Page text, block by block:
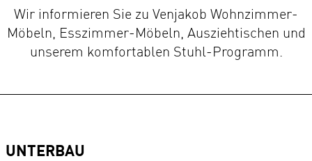
Wir informieren Sie zu Venjakob Wohnzimmer-
Möbeln, Esszimmer-Möbeln, Ausziehtischen und
unserem komfortablen Stuhl-Programm.
UNTERBAU